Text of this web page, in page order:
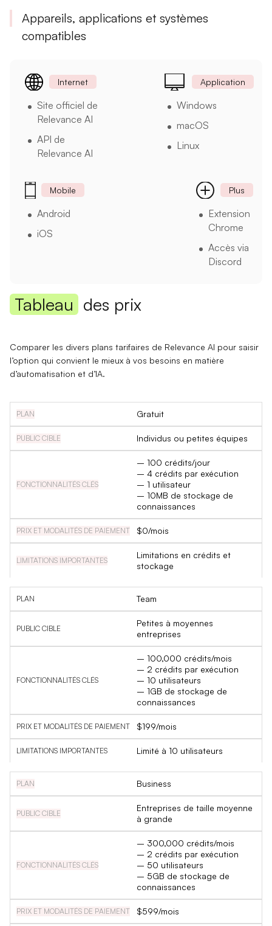
Appareils, applications et systèmes
compatibles
Internet
Site officiel de
Relevance AI
API de
Relevance AI
Application
Windows
macOS
Linux
Mobile
Android
iOS
Plus
Extension
Chrome
Accès via
Discord
Tableau des prix
Comparer les divers plans tarifaires de Relevance AI pour saisir
l’option qui convient le mieux à vos besoins en matière
d’automatisation et d’IA.
Gratuit
Individus ou petites équipes
– 100 crédits/jour
– 4 crédits par exécution
– 1 utilisateur
– 10MB de stockage de
connaissances
$0/mois
Limitations en crédits et
stockage
Team
Petites à moyennes
entreprises
– 100,000 crédits/mois
– 2 crédits par exécution
– 10 utilisateurs
– 1GB de stockage de
connaissances
$199/mois
Limité à 10 utilisateurs
Business
Entreprises de taille moyenne
à grande
– 300,000 crédits/mois
– 2 crédits par exécution
– 50 utilisateurs
– 5GB de stockage de
connaissances
$599/mois